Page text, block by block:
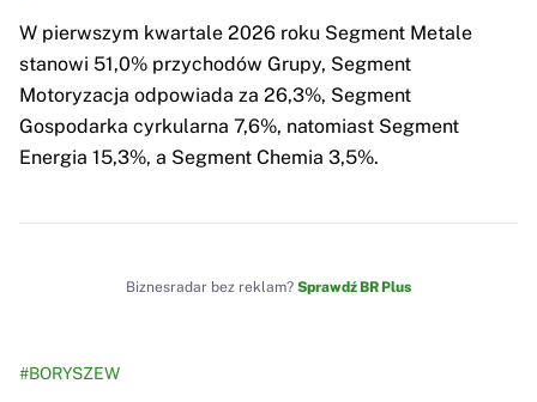
W pierwszym kwartale 2026 roku Segment Metale
stanowi 51,0% przychodów Grupy, Segment
Motoryzacja odpowiada za 26,3%, Segment
Gospodarka cyrkularna 7,6%, natomiast Segment
Energia 15,3%, a Segment Chemia 3,5%.
Biznesradar bez reklam? Sprawdź BR Plus
#BORYSZEW